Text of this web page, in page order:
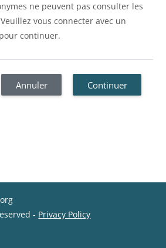
ne peuvent pas consulter les
vous connecter avec un
continuer.
Annuler Continuer
- Privacy Policy